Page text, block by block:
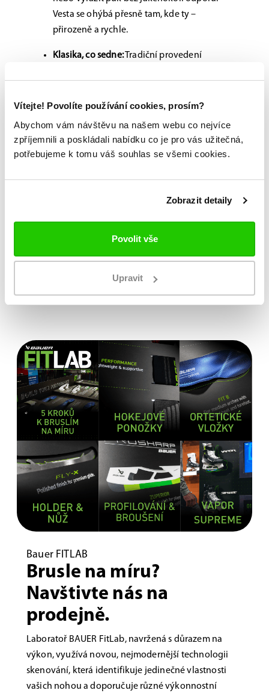
Vítejte! Povolíte používání cookies, prosím?
Abychom vám návštěvu na našem webu co nejvíce
zpříjemnili a poskládali nabídku co je pro vás užitečná,
potřebujeme k tomu váš souhlas se všemi cookies.
Zobrazit detaily
Povolit vše
Upravit
Vesta se ohýbá přesně tam, kde ty –
přirozeně a rychle.
Klasika, co sedne:Tradiční provedení
jen čistý komfort od prvního hvizdu.
Bauer Elite Chest Protectornení jen chránič. Je to
tvoje brnění inspirované těmi nejlepšími v oboru,
které ti dovolí soustředit se na jediné: nepustit
od výrobce
Bauer FITLAB
Brusle na míru?
Navštivte nás na
prodejně.
Laboratoř BAUER FitLab, navržená s důrazem na
výkon, využívá novou, nejmodernější technologii
skenování, která identifikuje jedinečné vlastnosti
vašich nohou a doporučuje různé výkonnostní